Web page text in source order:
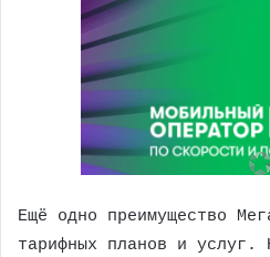
Ещё одно преимущество
тарифных планов и услуг.